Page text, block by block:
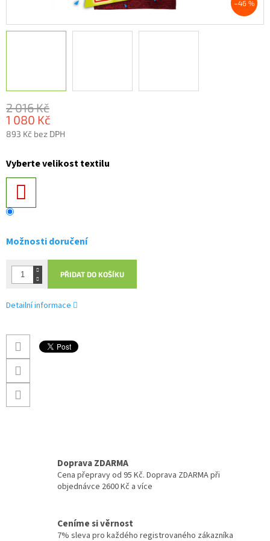
–46 %
2 016 Kč
1 080 Kč
893 Kč bez DPH
cena:
Vyberte velikost textilu
Možnosti doručení
PŘIDAT DO KOŠÍKU
Detailní informace
Doprava ZDARMA
Cena přepravy od 95 Kč. Doprava ZDARMA při
objednávce 2600 Kč a více
Ceníme si věrnost
7% sleva pro každého registrovaného zákazníka